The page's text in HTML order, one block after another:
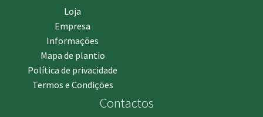
Loja
Empresa
Informações
Mapa de plantio
Política de privacidade
Termos e Condições
Contactos